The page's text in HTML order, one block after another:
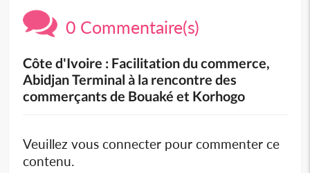
0 Commentaire(s)
Côte d'Ivoire : Facilitation du commerce,
Abidjan Terminal à la rencontre des
commerçants de Bouaké et Korhogo
Veuillez vous connecter pour commenter ce
contenu.